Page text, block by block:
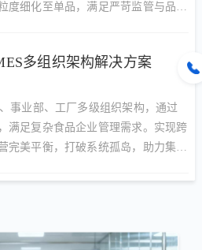
度细化至单品，满足严苛监管与品牌
多组织架构解决方案
事业部、工厂多级组织架构，通过
满足复杂食品企业管理需求。实现跨
完美平衡，打破系统孤岛，助力集团